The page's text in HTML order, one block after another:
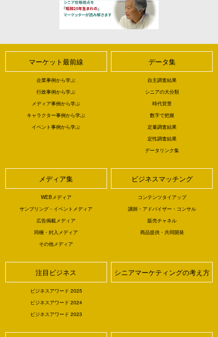
マーケット最前線
企業事例から学ぶ
行政事例から学ぶ
メディア事例から学ぶ
キャラクター事例から学ぶ
イベント事例から学ぶ
データ集
自主調査結果
シニアの大分類
時代背景
数字で把握
定量調査結果
定性調査結果
データリンク集
メディア集
WEBメディア
サンプリング・イベントメディア
広告掲載メディア
同梱・封入メディア
その他メディア
ビジネスマッチング
コンテンツタイアップ
講師・アドバイザー・コンサル
販売チャネル
商品提供・共同開発
注目ビジネス
ビジネスアワード 2025
ビジネスアワード 2024
ビジネスアワード 2023
シニアマーケティングの考え方